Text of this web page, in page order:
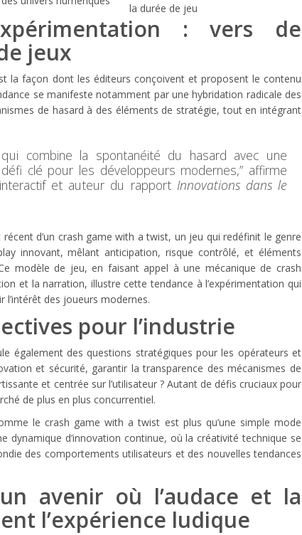
la durée de jeu
: vers de
jeux
la façon dont les éditeurs conçoivent et proposent le contenu
se manifeste notamment par une hybridation radicale des
de hasard à des éléments de stratégie, tout en intégrant
combine la spontanéité du hasard avec une
clé pour les développeurs modernes,” affirme
et auteur du rapport Innovations dans le
d’un crash game with a twist, un jeu qui redéfinit le genre
innovant, mêlant anticipation, risque contrôlé, et éléments
modèle de jeu, en faisant appel à une mécanique de crash
et la narration, illustre cette tendance à l’expérimentation qui
des joueurs modernes.
pour l’industrie
également des questions stratégiques pour les opérateurs et
et sécurité, garantir la transparence des mécanismes de
et centrée sur l’utilisateur ? Autant de défis cruciaux pour
de plus en plus concurrentiel.
le crash game with a twist est plus qu’une simple mode
dynamique d’innovation continue, où la créativité technique se
des comportements utilisateurs et des nouvelles tendances
avenir où l’audace et la
l’expérience ludique